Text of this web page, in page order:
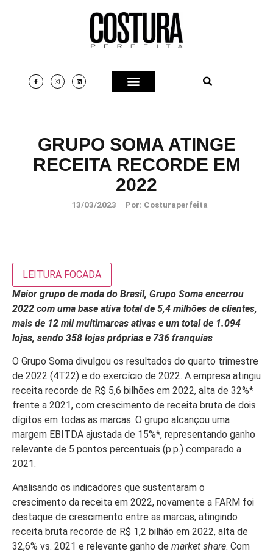
GRUPO SOMA ATINGE
RECEITA RECORDE EM
2022
13/03/2023 Por: Costuraperfeita
LEITURA FOCADA
Maior grupo de moda do Brasil, Grupo Soma encerrou
2022 com uma base ativa total de 5,4 milhões de clientes,
mais de 12 mil multimarcas ativas e um total de 1.094
lojas, sendo 358 lojas próprias e 736 franquias
O Grupo Soma divulgou os resultados do quarto trimestre
de 2022 (4T22) e do exercício de 2022. A empresa atingiu
receita recorde de R$ 5,6 bilhões em 2022, alta de 32%*
frente a 2021, com crescimento de receita bruta de dois
dígitos em todas as marcas. O grupo alcançou uma
margem EBITDA ajustada de 15%*, representando ganho
relevante de 5 pontos percentuais (p.p.) comparado a
2021.
Analisando os indicadores que sustentaram o
crescimento da receita em 2022, novamente a FARM foi
destaque de crescimento entre as marcas, atingindo
receita bruta recorde de R$ 1,2 bilhão em 2022, alta de
32,6% vs. 2021 e relevante ganho de market share. Com